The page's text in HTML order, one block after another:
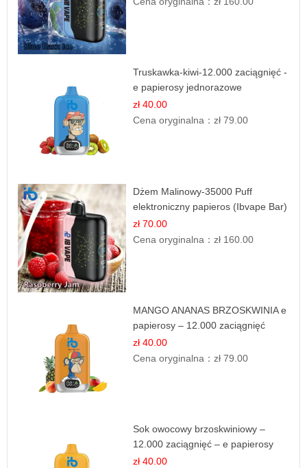
Truskawka-kiwi-12.000 zaciągnięć -
e papierosy jednorazowe
zł 40.00
Cena oryginalna：zł 79.00
Dżem Malinowy-35000 Puff
elektroniczny papieros (Ibvape Bar)
zł 70.00
Cena oryginalna：zł 160.00
MANGO ANANAS BRZOSKWINIA e
papierosy – 12.000 zaciągnięć
zł 40.00
Cena oryginalna：zł 79.00
Sok owocowy brzoskwiniowy –
12.000 zaciągnięć – e papierosy
jednorazowe
zł 40.00